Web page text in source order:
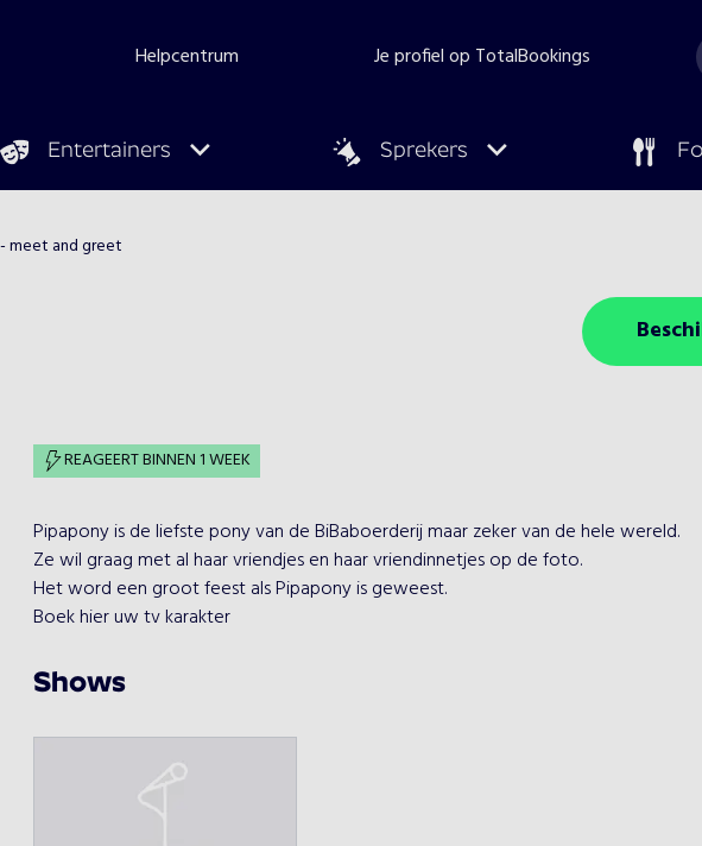
Helpcentrum Je profiel op TotalBookings
Entertainers Sprekers
meet and greet
REAGEERT BINNEN 1 WEEK
Pipapony is de liefste pony van de BiBaboerderij maar zeker van de hele wereld.
Ze wil graag met al haar vriendjes en haar vriendinnetjes op de foto.
Het word een groot feest als Pipapony is geweest.
Boek hier uw tv karakter
Shows